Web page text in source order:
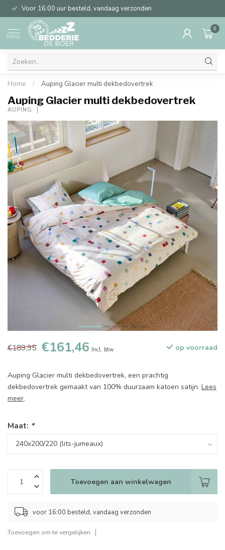
Voor 16:00 uur besteld, vandaag verzonden
MENU
0
Home / Auping Glacier multi dekbedovertrek
Auping Glacier multi dekbedovertrek
AUPING
€189,95 €161,46 Incl. btw op voorraad
Auping Glacier multi dekbedovertrek, een prachtig
dekbedovertrek gemaakt van 100% duurzaam katoen satijn. Lees
meer.
Maat: *
Toevoegen aan winkelwagen
voor 16:00 besteld, vandaag verzonden
Toevoegen om te vergelijken